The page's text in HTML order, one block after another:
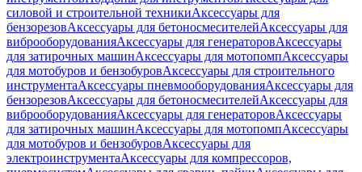
силовой и строительной техникиАксессуары для
бензорезовАксессуары для бетоносмесителейАксессуары для
виброоборудованияАксессуары для генераторовАксессуары
для затирочных машинАксессуары для мотопомпАксессуары
для мотобуров и бензобуровАксессуары для строительного
инструментаАксессуары пневмооборудованияАксессуары для
бензорезовАксессуары для бетоносмесителейАксессуары для
виброоборудованияАксессуары для генераторовАксессуары
для затирочных машинАксессуары для мотопомпАксессуары
для мотобуров и бензобуровАксессуары для
электроинструментаАксессуары для компрессоров,